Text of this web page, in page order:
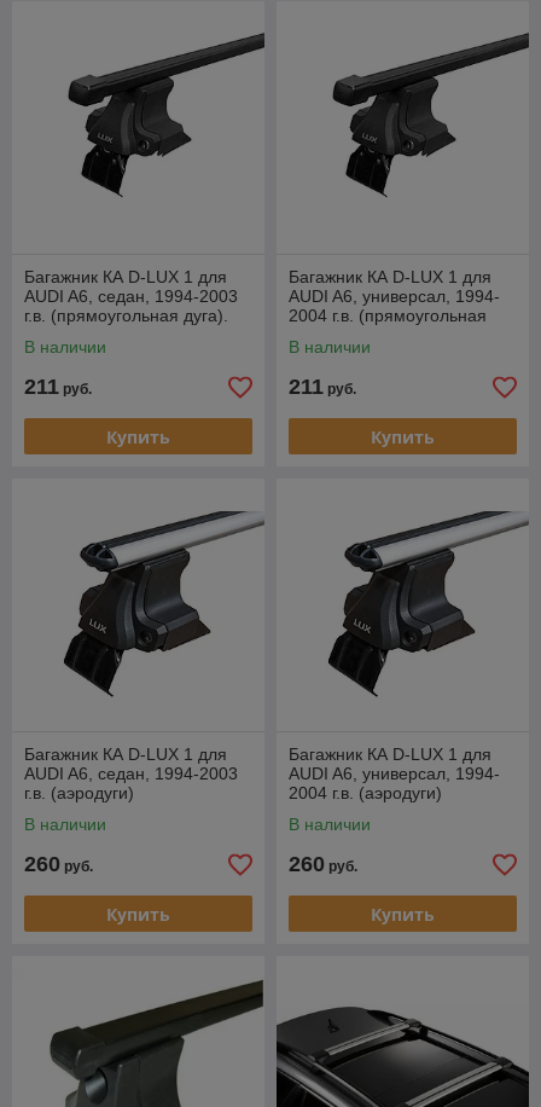
Багажник КА D-LUX 1 для
AUDI A6, седан, 1994-2003
г.в. (прямоугольная дуга).
В наличии
211 руб.
Купить
Багажник КА D-LUX 1 для
AUDI A6, универсал, 1994-
2004 г.в. (прямоугольная
В наличии
211 руб.
Купить
Багажник КА D-LUX 1 для
AUDI A6, седан, 1994-2003
г.в. (аэродуги)
В наличии
260 руб.
Купить
Багажник КА D-LUX 1 для
AUDI A6, универсал, 1994-
2004 г.в. (аэродуги)
В наличии
260 руб.
Купить